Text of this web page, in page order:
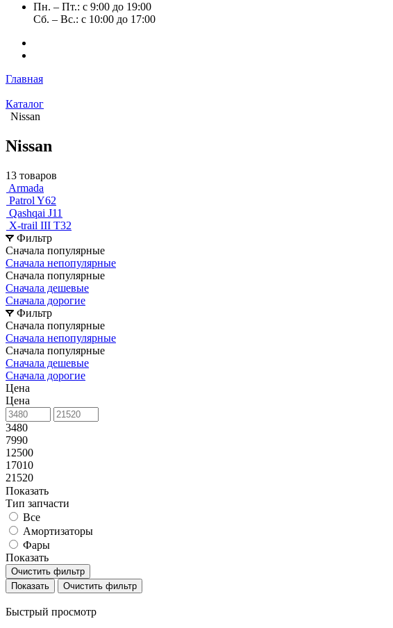
Пн. – Пт.: с 9:00 до 19:00
Сб. – Вс.: с 10:00 до 17:00
Главная
Каталог
Nissan
Nissan
13 товаров
Armada
Patrol Y62
Qashqai J11
X-trail III T32
Фильтр
Сначала популярные
Сначала непопулярные
Сначала популярные
Сначала дешевые
Сначала дорогие
Фильтр
Сначала популярные
Сначала непопулярные
Сначала популярные
Сначала дешевые
Сначала дорогие
Цена
Цена
3480
7990
12500
17010
21520
Показать
Тип запчасти
Все
Амортизаторы
Фары
Показать
Очистить фильтр
Очистить фильтр
Быстрый просмотр